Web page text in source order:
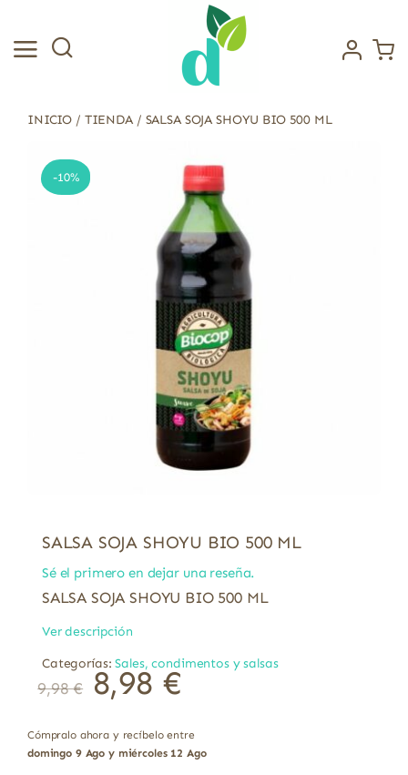
contenido
INICIO / TIENDA/ SALSA SOJA SHOYU BIO 500 ML
-10%
SALSA SOJA SHOYU BIO 500 ML
Sé el primero en dejar una reseña.
SALSA SOJA SHOYU BIO 500 ML
Ver descripción
Categorías:Sales, condimentos y salsas
9,98€ 8,98 €
Cómpralo ahora y recíbelo entre
domingo 9 Ago y miércoles 12 Ago